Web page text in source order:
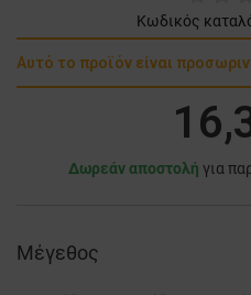
Κωδικός
Αυτό το προϊόν είναι
Δωρεάν αποστολή για
Μέγεθος